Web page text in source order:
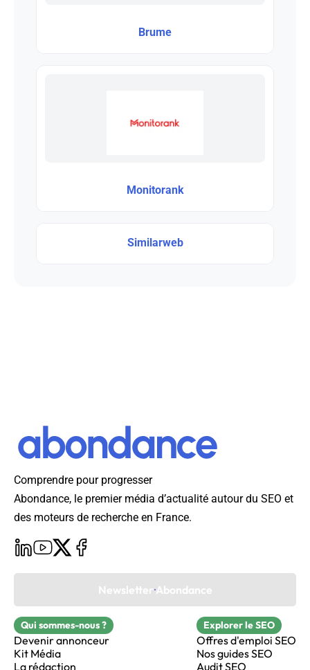
Brume
Monitorank
Similarweb
Comprendre pour progresser
Abondance, le premier média d’actualité autour du SEO et
des moteurs de recherche en France.
Newsletter Abondance
Qui sommes-nous ?
Devenir annonceur
Kit Média
La rédaction
Explorer le SEO
Offres d'emploi SEO
Nos guides SEO
Audit SEO